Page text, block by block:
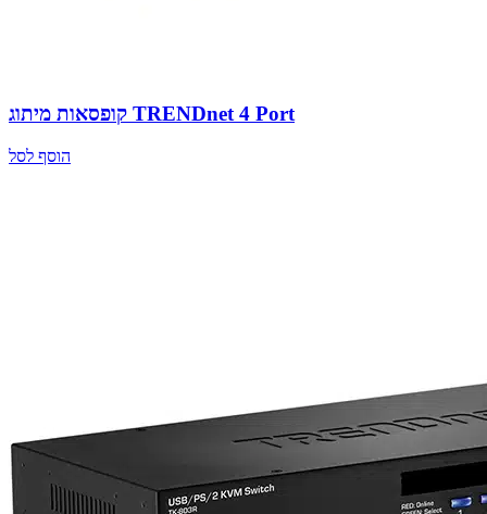
קופסאות מיתוג TRENDnet 4 Port
הוסף לסל